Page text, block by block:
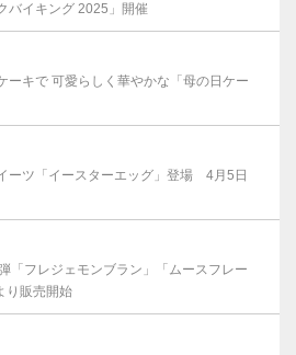
バイキング 2025」開催
ーキで 可愛らしく華やかな「母の日ケー
ーツ「イースターエッグ」登場 4月5日
「フレジェモンブラン」「ムースフレー
り販売開始